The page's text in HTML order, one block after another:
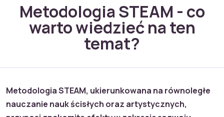
Metodologia STEAM - co
warto wiedzieć na ten
temat?
Metodologia STEAM, ukierunkowana na równoległe
nauczanie nauk ścisłych oraz artystycznych,